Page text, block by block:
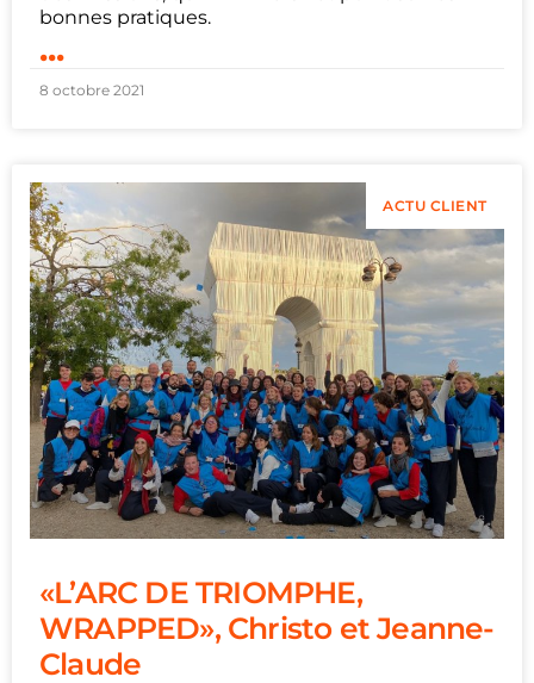
bonnes pratiques.
...
8 octobre 2021
ACTU CLIENT
«L’ARC DE TRIOMPHE,
WRAPPED», Christo et Jeanne-
Claude